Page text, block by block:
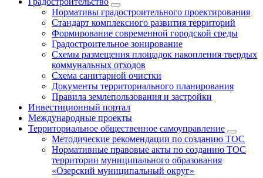
Нормативы градостроительного проектирования
Стандарт комплексного развития территорий
Формирование современной городской среды
Градостроительное зонирование
Схемы размещения площадок накопления твердых
коммунальных отходов
Схема санитарной очистки
Документы территориального планирования
Правила землепользования и застройки
Инвестиционный портал
Международные проекты
Территориальное общественное самоуправление
Методические рекомендации по созданию ТОС
Нормативные правовые акты по созданию ТОС
территории муниципального образования
«Озерский муниципальный округ»